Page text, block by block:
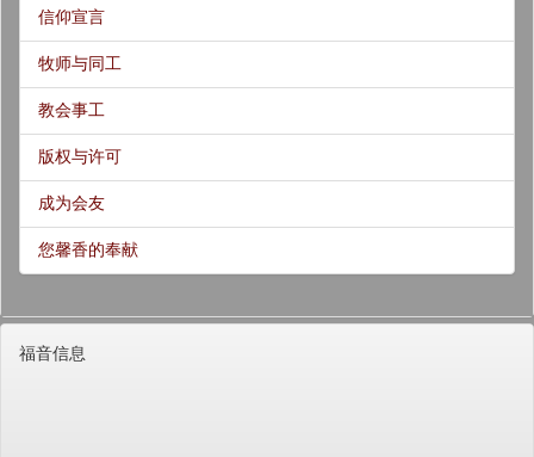
信仰宣言
牧师与同工
教会事工
版权与许可
成为会友
您馨香的奉献
福音信息